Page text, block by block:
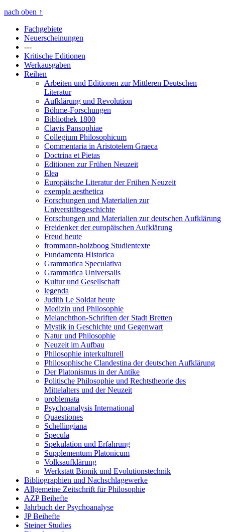
nach oben ↑
Fachgebiete
Neuerscheinungen
---
Kritische Editionen
Werkausgaben
Reihen
Arbeiten und Editionen zur Mittleren Deutschen
Literatur
Aufklärung und Revolution
Böhme-Forschungen
Bibliothek 1800
Clavis Pansophiae
Collegium Philosophicum
Commentaria in Aristotelem Graeca
Doctrina et Pietas
Editionen zur Frühen Neuzeit
Elea
Europäische Literatur der Frühen Neuzeit
exempla aesthetica
Forschungen und Materialien zur
Universitätsgeschichte
Forschungen und Materialien zur deutschen Aufklärung
Freidenker der europäischen Aufklärung
Freud heute
frommann-holzboog Studientexte
Fundamenta Historica
Grammatica Speculativa
Grammatica Universalis
Kultur und Gesellschaft
legenda
Judith Le Soldat heute
Medizin und Philosophie
Melanchthon-Schriften der Stadt Bretten
Mystik in Geschichte und Gegenwart
Natur und Philosophie
Neuzeit im Aufbau
Philosophie interkulturell
Philosophische Clandestina der deutschen Aufklärung
Der Platonismus in der Antike
Politische Philosophie und Rechtstheorie des
Mittelalters und der Neuzeit
problemata
Psychoanalysis International
Quaestiones
Schellingiana
Specula
Spekulation und Erfahrung
Supplementum Platonicum
Volksaufklärung
Werkstatt Bionik und Evolutionstechnik
Bibliographien und Nachschlagewerke
Allgemeine Zeitschrift für Philosophie
AZP Beihefte
Jahrbuch der Psychoanalyse
JP Beihefte
Steiner Studies